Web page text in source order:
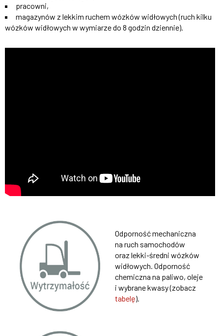
pracowni,
magazynów z lekkim ruchem wózków widłowych (ruch kilku
wózków widłowych w wymiarze do 8 godzin dziennie).
Odporność mechaniczna
na ruch samochodów
oraz lekki-średni wózków
widłowych. Odporność
chemiczna na paliwo, oleje
i wybrane kwasy (zobacz
tabelę).